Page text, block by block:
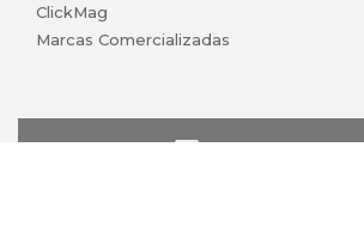
ClickMag
Marcas Comercializadas
lojaonline@colorfoto.pt